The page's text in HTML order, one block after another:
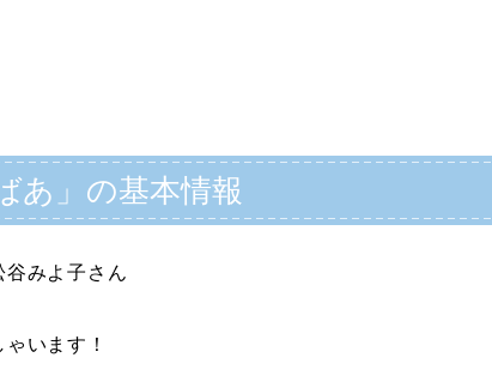
あ」の基本情報
みよ子さん
います！